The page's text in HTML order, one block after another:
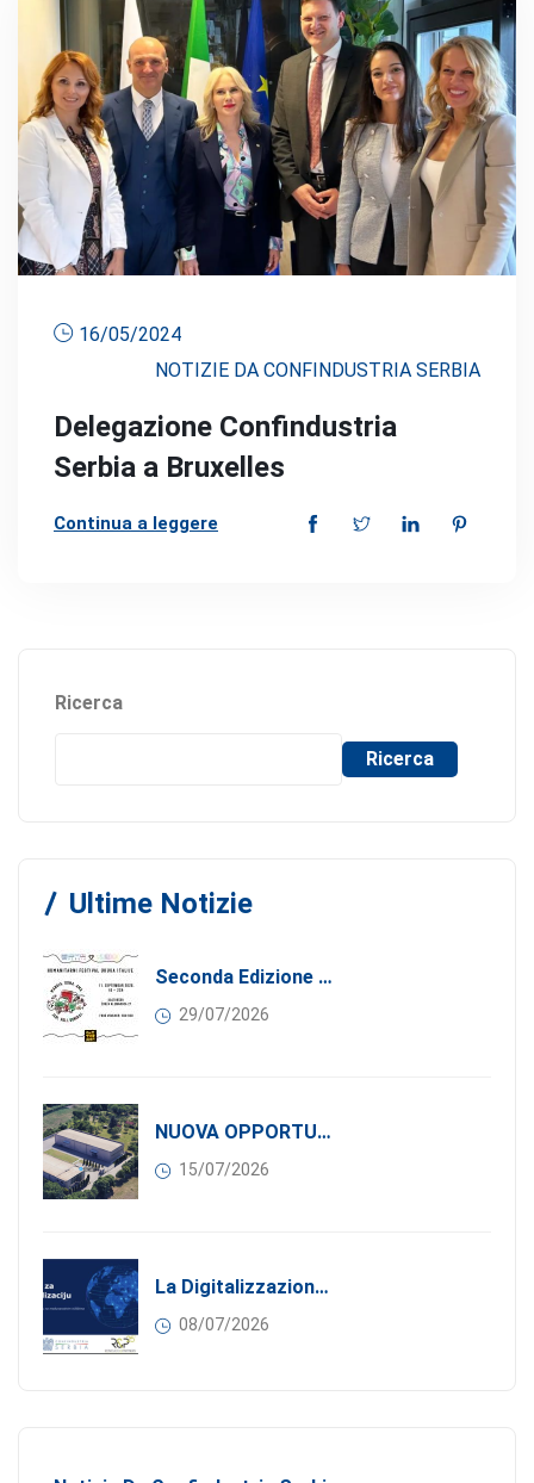
16/05/2024
NOTIZIE DA CONFINDUSTRIA SERBIA
Delegazione Confindustria
Serbia a Bruxelles
Continua a leggere
Ricerca
Ricerca
Ultime Notizie
Seconda Edizione Di MANGIA. DONA. AMA: Quando La Gastronomia Incontra La Solidarietà, 11 Settembre 2026
29/07/2026
NUOVA OPPORTUNITÀ DI BUSINESS PER I SOCI DI CONFINDUSTRIA SERBIA: Affitasi Un Moderno Capannone Industriale A Pančevo – 1.200 M² Nella Zona Industriale
15/07/2026
La Digitalizzazione Come Motore Dell’internazionalizzazione
08/07/2026